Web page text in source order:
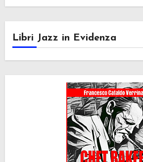
Libri Jazz in Evidenza